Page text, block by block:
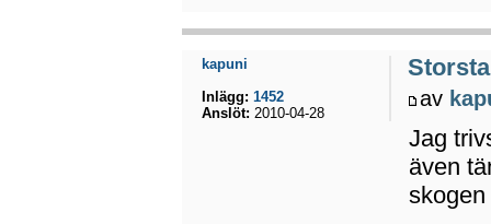
av
Jag
även
kapuni
Inlägg: 1452
Anslöt: 2010-04-28